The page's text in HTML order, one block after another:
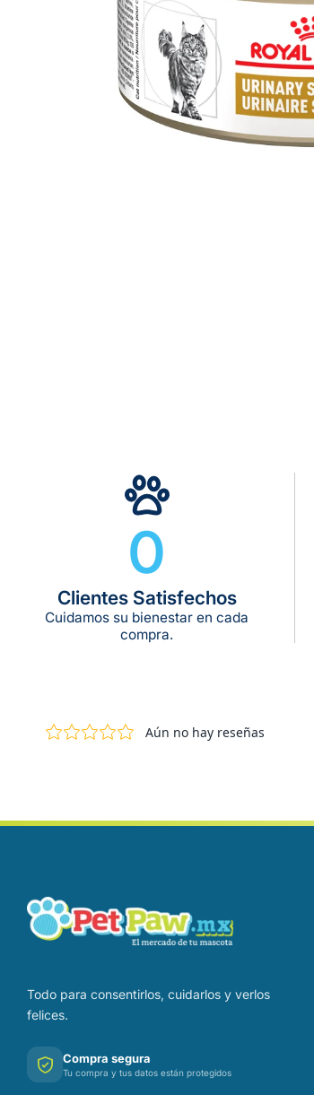
0
Clientes Satisfechos
Cuidamos su bienestar en cada
compra.
Todo para consentirlos, cuidarlos y verlos
felices.
Compra segura
Tu compra y tus datos están protegidos